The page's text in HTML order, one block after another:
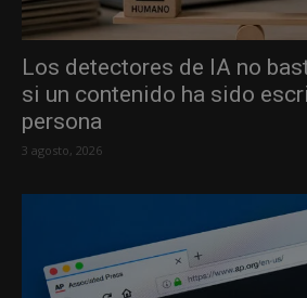
Los detectores de IA no
si un contenido ha sido
persona
3 agosto, 2026